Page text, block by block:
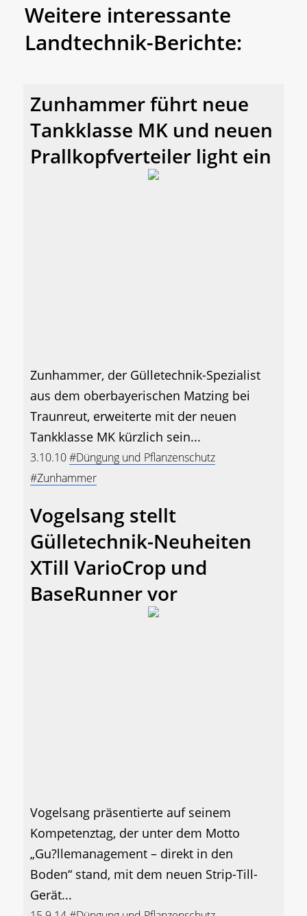
Weitere interessante
Landtechnik-Berichte:
Zunhammer führt neue
Tankklasse MK und neuen
Prallkopfverteiler light ein
Zunhammer, der Gülletechnik-Spezialist
aus dem oberbayerischen Matzing bei
Traunreut, erweiterte mit der neuen
Tankklasse MK kürzlich sein...
3.10.10#Düngung und Pflanzenschutz
#Zunhammer
Vogelsang stellt
Gülletechnik-Neuheiten
XTill VarioCrop und
BaseRunner vor
Vogelsang präsentierte auf seinem
Kompetenztag, der unter dem Motto
„Gu?llemanagement – direkt in den
Boden“ stand, mit dem neuen Strip-Till-
Gerät...